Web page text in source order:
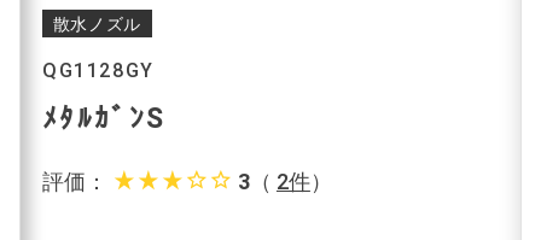
散水ノズル
QG1128GY
ﾒﾀﾙｶﾞﾝS
評価： star_rate star_rate star_rate star_border star_border 3（ 2件）